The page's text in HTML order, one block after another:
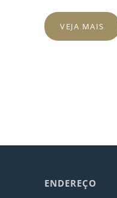
VEJA MAIS
ENDEREÇO